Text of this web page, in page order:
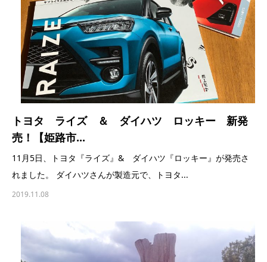
トヨタ ライズ ＆ ダイハツ ロッキー 新発
売！【姫路市...
11月5日、トヨタ『ライズ』& ダイハツ『ロッキー』が発売さ
れました。 ダイハツさんが製造元で、トヨタ...
2019.11.08